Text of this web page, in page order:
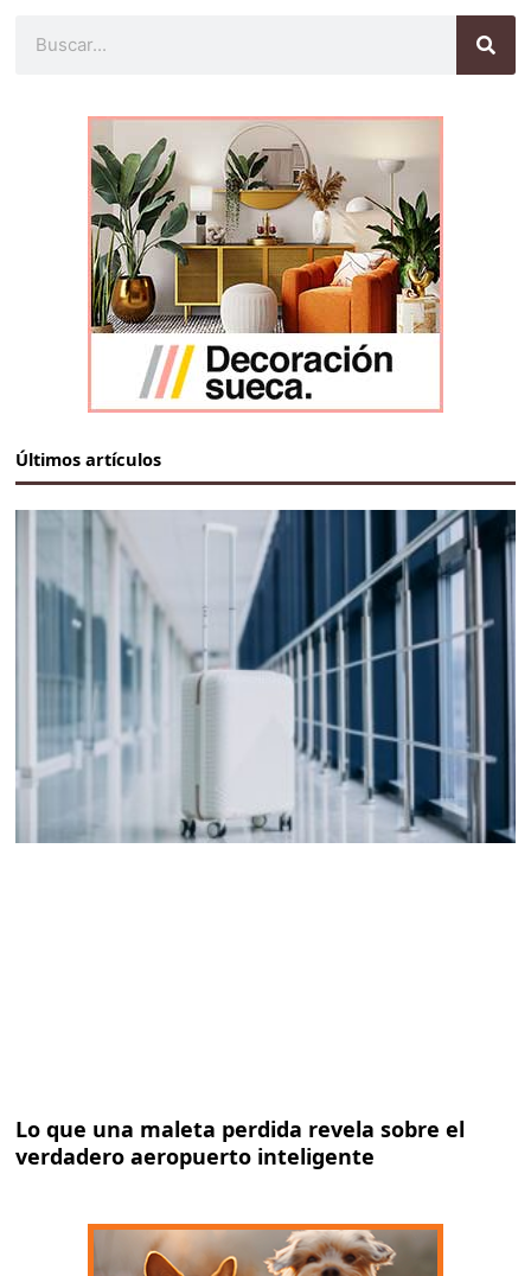
Últimos artículos
Lo que una maleta perdida revela sobre el
verdadero aeropuerto inteligente